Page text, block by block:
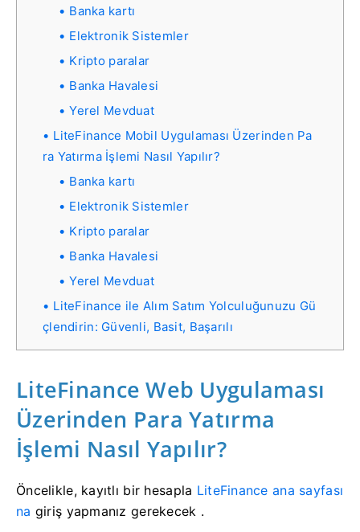
Banka kartı
Elektronik Sistemler
Kripto paralar
Banka Havalesi
Yerel Mevduat
LiteFinance Mobil Uygulaması Üzerinden Pa
ra Yatırma İşlemi Nasıl Yapılır?
Banka kartı
Elektronik Sistemler
Kripto paralar
Banka Havalesi
Yerel Mevduat
LiteFinance ile Alım Satım Yolculuğunuzu Gü
çlendirin: Güvenli, Basit, Başarılı
LiteFinance Web Uygulaması
Üzerinden Para Yatırma
İşlemi Nasıl Yapılır?
Öncelikle, kayıtlı bir hesapla LiteFinance ana sayfası
na giriş yapmanız gerekecek .